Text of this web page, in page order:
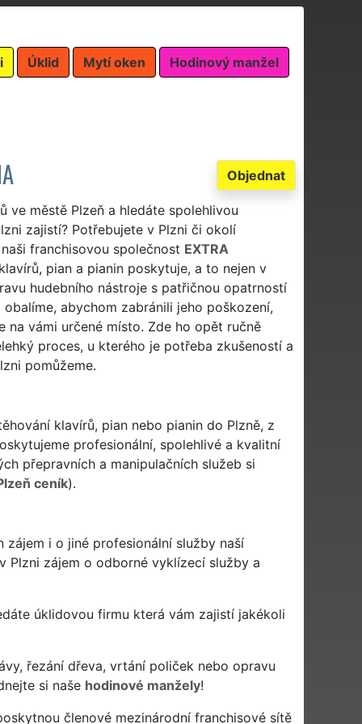
Úklid Mytí oken Hodinový manžel
Objednat
ve městě Plzeň a hledáte spolehlivou
zajistí? Potřebujete v Plzni či okolí
franchisovou společnost EXTRA
pian a pianin poskytuje, a to nejen v
hudebního nástroje s patřičnou opatrností
abychom zabránili jeho poškození,
vámi určené místo. Zde ho opět ručně
proces, u kterého je potřeba zkušeností a
pomůžeme.
klavírů, pian nebo pianin do Plzně, z
profesionální, spolehlivé a kvalitní
přepravních a manipulačních služeb si
ceník).
i o jiné profesionální služby naší
Plzni zájem o odborné vyklízecí služby a
úklidovou firmu která vám zajistí jakékoli
řezání dřeva, vrtání poliček nebo opravu
si naše hodinové manžely!
členové mezinárodní franchisové sítě